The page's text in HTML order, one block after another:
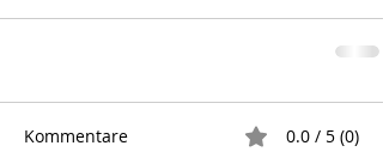
Kommentare 0.0 / 5 (0)